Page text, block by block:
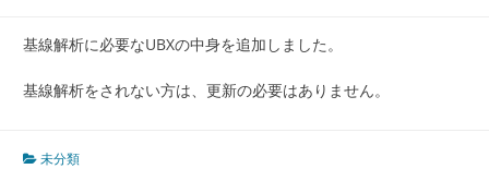
基線解析に必要なUBXの中身を追加しました。
基線解析をされない方は、更新の必要はありません。
未分類